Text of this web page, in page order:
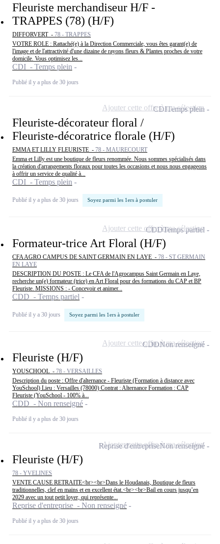
Fleuriste merchandiseur H/F -
TRAPPES (78) (H/F)
DIFFORVERT - 78 - TRAPPES
VOTRE ROLE : Rattaché(e) à la Direction Commerciale, vous êtes garant(e) de
l'image et de l'attractivité d'une dizaine de rayons fleurs & Plantes proches de votre
domicile. Vous optimisez les...
CDI - Temps plein
Publié il y a plus de 30 jours
Fleuriste-décorateur floral /
Fleuriste-décoratrice florale (H/F)
EMMA ET LILLY FLEURISTE - 78 - MAURECOURT
Emma et Lilly est une boutique de fleurs renommée. Nous sommes spécialisés dans
la création d'arrangements floraux pour toutes les occasions et nous nous engageons
à offrir un service de qualité à...
CDI - Temps plein
Publié il y a plus de 30 jours Soyez parmi les 1ers à postuler
CDITemps plein
Ajouter cette offre à ma sélection
Formateur-trice Art Floral (H/F)
CFA AGRO CAMPUS DE SAINT GERMAIN EN LAYE - 78 - ST GERMAIN
EN LAYE
DESCRIPTION DU POSTE : Le CFA de l'Agrocampus Saint Germain en Laye,
recherche un(e) formateur (trice) en Art Floral pour des formations du CAP et BP
Fleuriste. MISSIONS : - Concevoir et animer...
CDD - Temps partiel
Publié il y a 30 jours Soyez parmi les 1ers à postuler
CDDTemps partiel
Ajouter cette offre à ma sélection
Fleuriste (H/F)
YOUSCHOOL - 78 - VERSAILLES
Description du poste : Offre d'alternance - Fleuriste (Formation à distance avec
YouSchool) Lieu : Versailles (78000) Contrat : Alternance Formation : CAP
Fleuriste (YouSchool - 100% à...
CDD - Non renseigné
Publié il y a plus de 30 jours
CDDNon renseigné
Ajouter cette offre à ma sélection
Fleuriste (H/F)
78 - YVELINES
VENTE CAUSE RETRAITE<br><br>Dans le Houdanais, Boutique de fleurs
traditionnelles, clef en mains et en excellent état.<br><br>Bail en cours jusqu’en
2029 avec un tout petit loyer, qui représente...
Reprise d'entreprise - Non renseigné
Publié il y a plus de 30 jours
Reprise d'entrepriseNon renseigné
Ajouter cette offre à ma sélection